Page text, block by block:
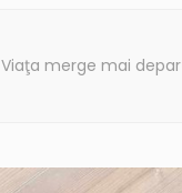
Viaţa merge mai